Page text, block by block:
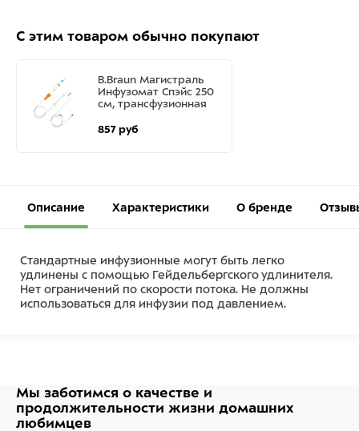
С этим товаром обычно покупают
B.Braun Магистраль
Инфузомат Спэйс 250
см, трансфузионная
857 руб
Описание Характеристики О бренде
Стандартные инфузионные могут быть легко
удлинены с помощью Гейдельбергского удлинителя.
Нет ограничений по скорости потока. Не должны
использоваться для инфузии под давлением.
Мы заботимся о качестве и
продолжительности жизни домашних
любимцев